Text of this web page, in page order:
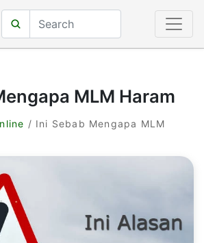
MLM Haram
/ Ini Sebab Mengapa MLM